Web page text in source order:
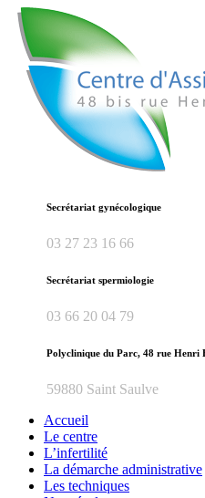
Secrétariat gynécologique
03 27 23 16 66
Secrétariat spermiologie
03 66 20 04 79
Polyclinique du Parc, 48 rue Henri
59880 Saint Saulve
Accueil
Le centre
L’infertilité
La démarche administrative
Les techniques